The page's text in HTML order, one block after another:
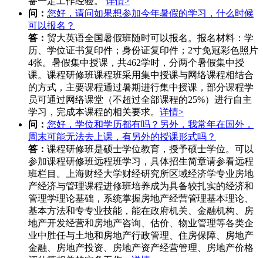
问： 您好，请问如果想参加今年暑假的学习，什么时候
可以报名？
答： 贸大英语全国暑假班随时可以报名。报名材料：学
历、学位证书复印件；身份证复印件；2寸免冠彩色照片
4张。暑假集中授课，共462学时，分两个暑假集中授
课。课程研修班课程班采用集中授课与网络课程相结合
的方式，主要课程通过暑期进行集中授课，部分课程学
员可通过网络课堂（不超过全部课程的25%）进行自主
学习，完成本课程的相关要求。 详情>
问： 您好，学位和学历都有吗？另外，我常年在国外，
周末可能无法去上课，有另外的授课形式吗？
答： 课程研修班是硕士学位教育，授予硕士学位。可以
参加课程研修班远程班学习，具体招生简章请参看远程
班栏目。上海财经大学财经研究所区域经济学专业房地
产经济与管理课程进修班培养成为具备较扎实的经济和
管理学理论基础，系统掌握房地产经营管理基本理论、
基本方法和专专业技能，能在政府机关、金融机构、房
地产开发经营和房地产咨询、估价、物业管理等各类企
业中胜任与土地和房地产行政管理、住房保障、房地产
金融、房地产投资、房地产资产经营管理、房地产价格